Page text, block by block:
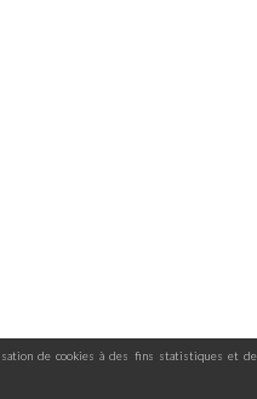
de cookies à des fins statistiques et de